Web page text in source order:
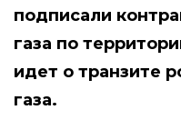
подписали
газа по
идет о транзите
газа.